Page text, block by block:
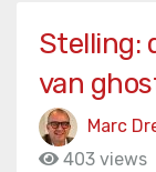
Stelling:
van
Marc
403 views